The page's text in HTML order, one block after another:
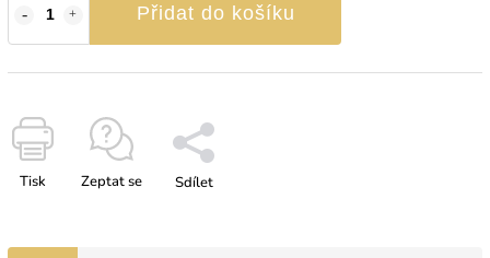
Přidat do košíku
Tisk Zeptat se Sdílet